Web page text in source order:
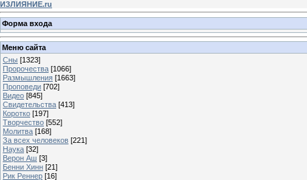
ИЗЛИЯНИЕ.ru
Форма входа
Меню сайта
Сны [1323]
Пророчества [1066]
Размышления [1663]
Проповеди [702]
Видео [845]
Свидетельства [413]
Коротко [197]
Творчество [552]
Молитва [168]
За всех человеков [221]
Наука [32]
Верон Аш [3]
Бенни Хинн [21]
Рик Реннер [16]